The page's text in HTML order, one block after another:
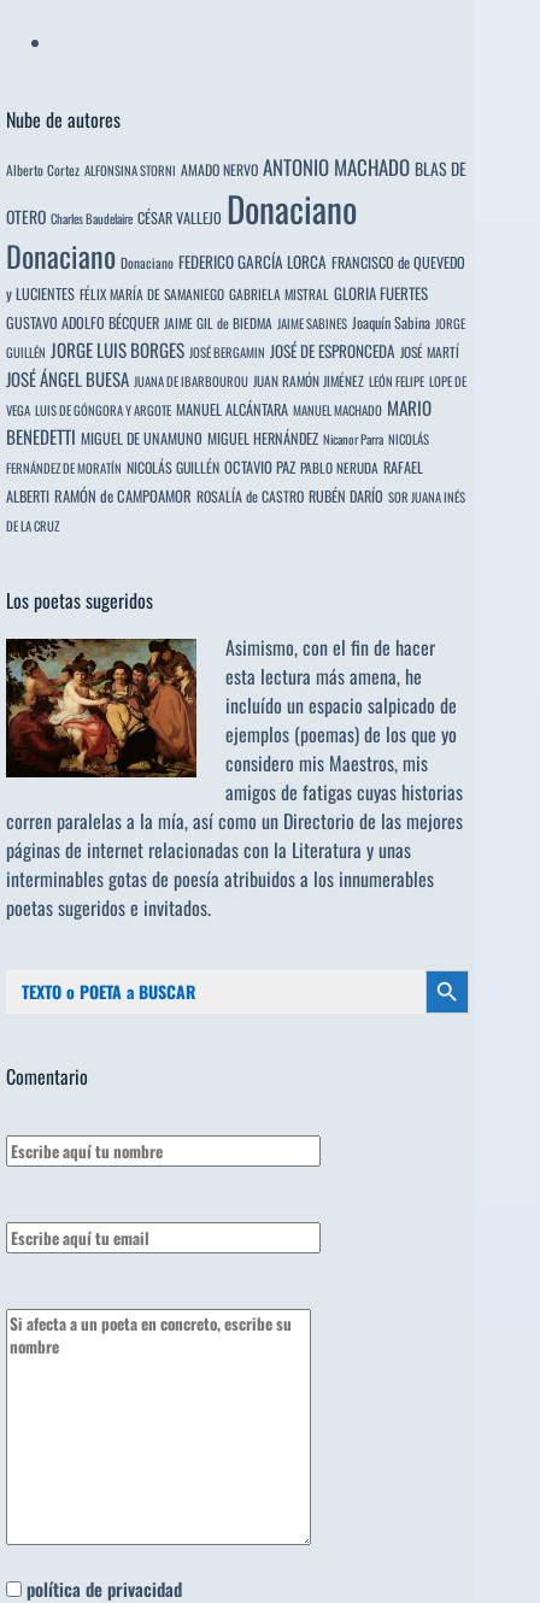
Nube de autores
Alberto Cortez ALFONSINA STORNI AMADO NERVO ANTONIO MACHADO BLAS DE
OTERO Charles Baudelaire CÉSAR VALLEJO Donaciano
Donaciano Donaciano FEDERICO GARCÍA LORCA FRANCISCO de QUEVEDO
y LUCIENTES FÉLIX MARÍA DE SAMANIEGO GABRIELA MISTRAL GLORIA FUERTES
GUSTAVO ADOLFO BÉCQUER JAIME GIL de BIEDMA JAIME SABINES Joaquín Sabina JORGE
GUILLÉN JORGE LUIS BORGES JOSÉ BERGAMIN JOSÉ DE ESPRONCEDA JOSÉ MARTÍ
JOSÉ ÁNGEL BUESA JUANA DE IBARBOUROU JUAN RAMÓN JIMÉNEZ LEÓN FELIPE LOPE DE
VEGA LUIS DE GÓNGORA Y ARGOTE MANUEL ALCÁNTARA MANUEL MACHADO MARIO
BENEDETTI MIGUEL DE UNAMUNO MIGUEL HERNÁNDEZ Nicanor Parra NICOLÁS
FERNÁNDEZ DE MORATÍN NICOLÁS GUILLÉN OCTAVIO PAZ PABLO NERUDA RAFAEL
ALBERTI RAMÓN de CAMPOAMOR ROSALÍA de CASTRO RUBÉN DARÍO SOR JUANA INÉS
DE LA CRUZ
Los poetas sugeridos
Asimismo, con el fin de hacer
esta lectura más amena, he
incluído un espacio salpicado de
ejemplos (poemas) de los que yo
considero mis Maestros, mis
amigos de fatigas cuyas historias
corren paralelas a la mía, así como un Directorio de las mejores
páginas de internet relacionadas con la Literatura y unas
interminables gotas de poesía atribuidos a los innumerables
poetas sugeridose invitados.
Botón de búsqueda
Comentario
política de privacidad